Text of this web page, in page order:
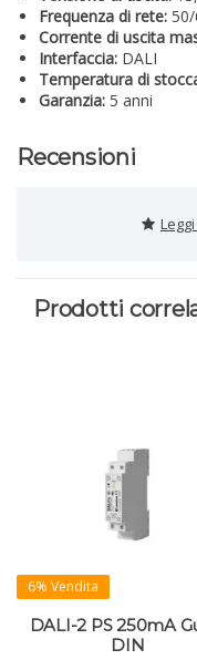
Frequenza di rete:
Corrente di uscita
Interfaccia: DALI
Temperatura di
Garanzia: 5 anni
Recensioni
Prodotti
6% Vendita
DALI-2 PS 250mA
DIN